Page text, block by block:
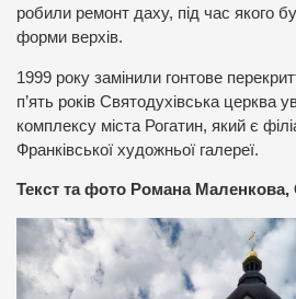
робили ремонт даху, під час якого
форми верхів.
1999 року замінили гонтове
п’ять років Святодухівська церква
комплексу міста Рогатин, який є
Франківської художньої галереї.
Текст та фото Романа Маленкова,